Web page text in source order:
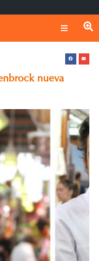
nueva